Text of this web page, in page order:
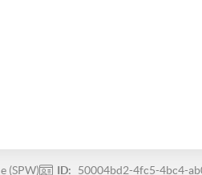
(SPW) ID: 50004bd2-4fc5-4bc4-